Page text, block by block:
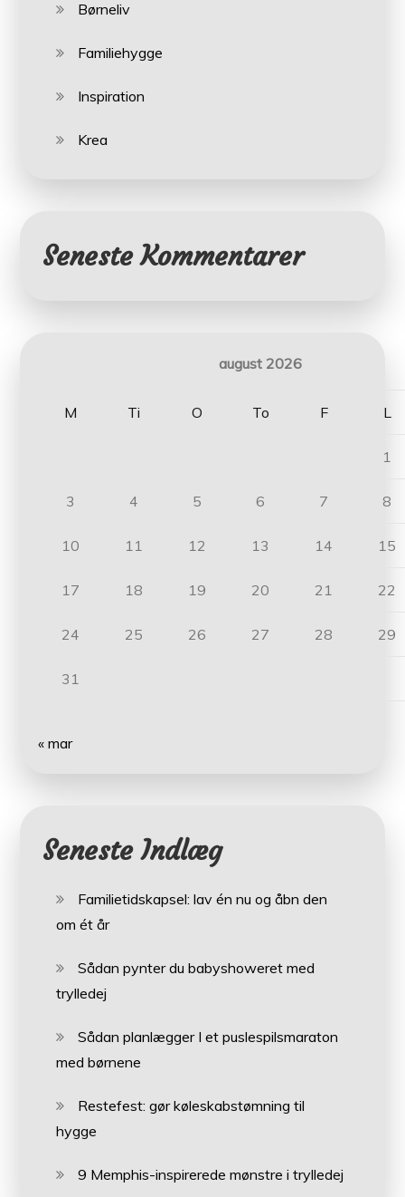
Børneliv
Familiehygge
Inspiration
Krea
Seneste Kommentarer
august 2026
M Ti O To F L
1
3 4 5 6 7 8
10 11 12 13 14 15
17 18 19 20 21 22
24 25 26 27 28 29
31
« mar
Seneste Indlæg
Familietidskapsel: lav én nu og åbn den
om ét år
Sådan pynter du babyshoweret med
trylledej
Sådan planlægger I et puslespilsmaraton
med børnene
Restefest: gør køleskabstømning til
hygge
9 Memphis-inspirerede mønstre i trylledej